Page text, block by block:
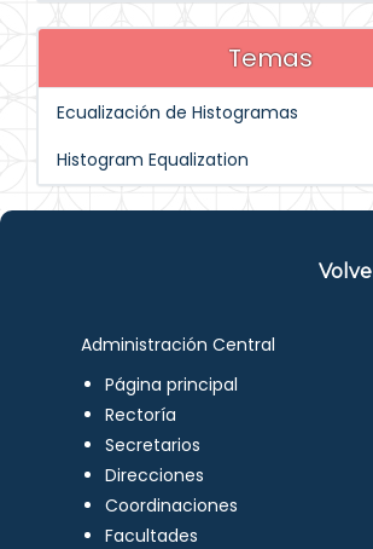
Temas
Ecualización de Histogramas
Histogram Equalization
Administración Central
Página principal
Rectoría
Secretarios
Direcciones
Coordinaciones
Facultades